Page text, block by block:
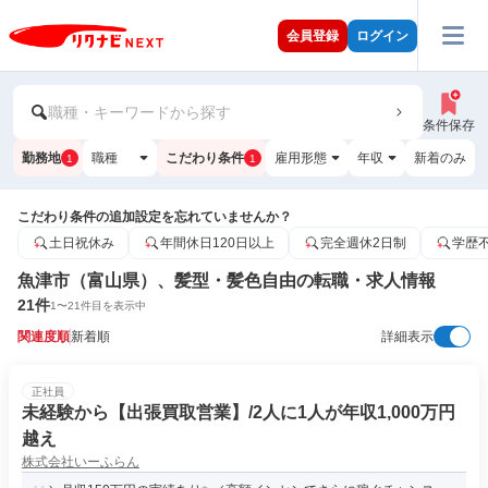
会員登録 ログイン
職種・キーワードから探す
条件保存
勤務地 1 職種 こだわり条件 1 雇用形態 年収 新着のみ
こだわり条件の追加設定を忘れていませんか？
土日祝休み
年間休日120日以上 完全週休2日制 学歴
魚津市（富山県）、髪型・髪色自由の転職・求人情報
21件1〜21件目を表示中
関連度順新着順 詳細表示
正社員
未経験から【出張買取営業】/2人に1人が年収1,000万円
越え
株式会社いーふらん